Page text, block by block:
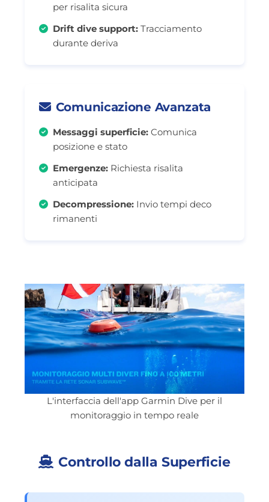
per risalita sicura
Drift dive support: Tracciamento
durante deriva
Comunicazione Avanzata
Messaggi superficie: Comunica
posizione e stato
Emergenze: Richiesta risalita
anticipata
Decompressione: Invio tempi deco
rimanenti
L'interfaccia dell'app Garmin Dive per il
monitoraggio in tempo reale
Controllo dalla Superficie